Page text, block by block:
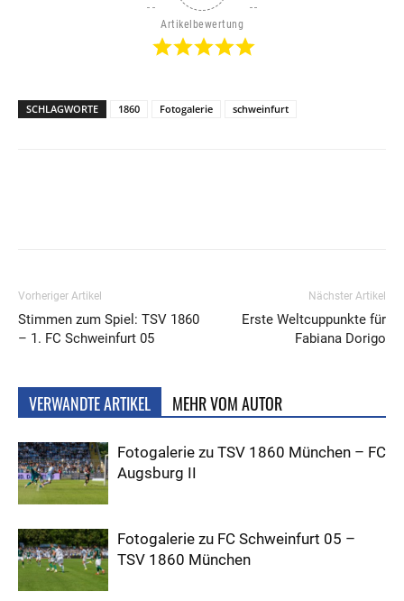
Artikelbewertung
SCHLAGWORTE 1860 Fotogalerie schweinfurt
Vorheriger Artikel
Stimmen zum Spiel: TSV 1860
– 1. FC Schweinfurt 05
Nächster Artikel
Erste Weltcuppunkte für
Fabiana Dorigo
VERWANDTE ARTIKEL MEHR VOM AUTOR
Fotogalerie zu TSV 1860 München – FC
Augsburg II
Fotogalerie zu FC Schweinfurt 05 –
TSV 1860 München